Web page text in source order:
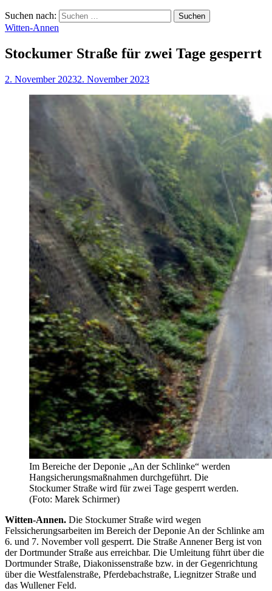
Suchen nach:
Witten-Annen
Stockumer Straße für zwei Tage gesperrt
2. November 20232. November 2023
Im Bereiche der Deponie „An der Schlinke“ werden
Hangsicherungsmaßnahmen durchgeführt. Die
Stockumer Straße wird für zwei Tage gesperrt werden.
(Foto: Marek Schirmer)
Witten-Annen. Die Stockumer Straße wird wegen
Felssicherungsarbeiten im Bereich der Deponie An der Schlinke am
6. und 7. November voll gesperrt. Die Straße Annener Berg ist von
der Dortmunder Straße aus erreichbar. Die Umleitung führt über die
Dortmunder Straße, Diakonissenstraße bzw. in der Gegenrichtung
über die Westfalenstraße, Pferdebachstraße, Liegnitzer Straße und
das Wullener Feld.